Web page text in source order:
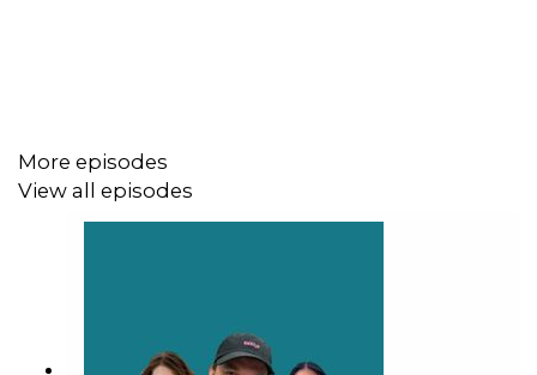
som enebarn ønsket at datteren sin fikk en søster og en
god del om å være stressa på innsiden, men ikke vise
det for verden, at drømmen om å bli politi ble byttet ut
Programleder: Sivert Moe
More episodes
View all episodes